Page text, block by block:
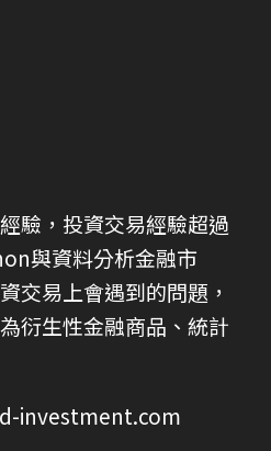
驗，投資交易經驗超過
與資料分析金融市
交易上會遇到的問題，
衍生性金融商品、統計
investment.com